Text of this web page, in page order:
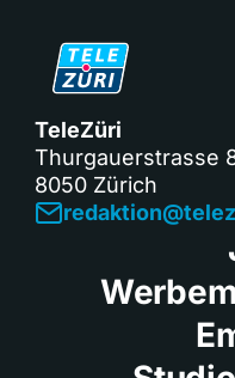
TeleZüri
Thurgauerstrasse
8050 Zürich